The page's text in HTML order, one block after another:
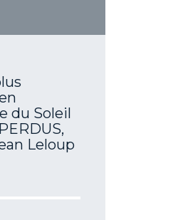
du Soleil
Leloup